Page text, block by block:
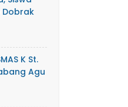
Dobrak
K St.
Agu